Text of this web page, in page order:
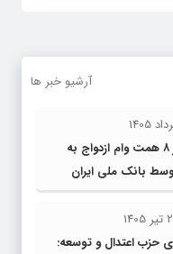
آرشیو خبر ها
پرداخت بیش از ۸ همت وام ازدواج به
بانک ملی ایران
حزب اعتدال و توسعه: